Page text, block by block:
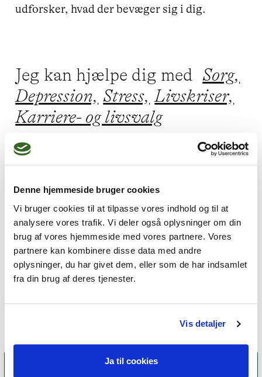
Denne hjemmeside bruger cookies
Vi bruger cookies til at tilpasse vores indhold og til at
analysere vores trafik. Vi deler også oplysninger om din
brug af vores hjemmeside med vores partnere. Vores
partnere kan kombinere disse data med andre
oplysninger, du har givet dem, eller som de har indsamlet
fra din brug af deres tjenester.
Vis detaljer
Ja til cookies
Jeg kan hjælpe dig med Sorg,
Depression, Stress, Livskriser,
Karriere- og livsvalg
Jeg praktiserer følgende
terapiformer
Integrativ psykoterapi,
Jungiansk psykoterapi,
Psykodynamisk terapi,
Narrativ terapi,